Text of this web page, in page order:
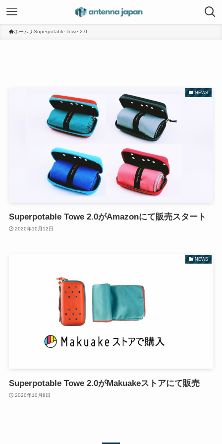
ホーム Superpotable Towe 2.0
NEWS
Superpotable Towe 2.0がAmazonにて販売スタート
2020年10月12日
NEWS
Superpotable Towe 2.0がMakuakeストアにて販売
2020年10月8日